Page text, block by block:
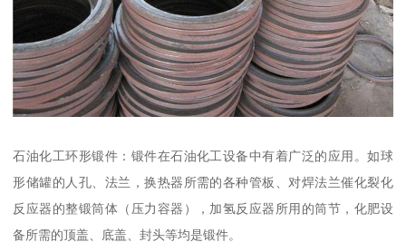
石油化工环形锻件：锻件在石油化工设备中有着广泛的应用。如球
形储罐的人孔、法兰，换热器所需的各种管板、对焊法兰催化裂化
反应器的整锻筒体（压力容器），加氢反应器所用的筒节，化肥设
备所需的顶盖、底盖、封头等均是锻件。